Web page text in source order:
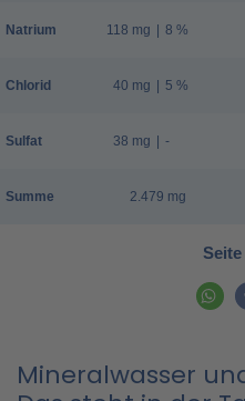
Natrium
Chlorid
Sulfat
Summe
118 mg | 8 %
40 mg | 5 %
38 mg | -
2.479 mg
Mineralwasser